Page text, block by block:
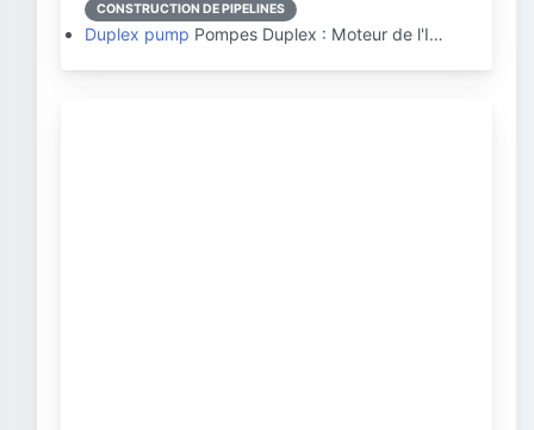
CONSTRUCTION DE PIPELINES
Duplex pump Pompes Duplex : Moteur de l'I…